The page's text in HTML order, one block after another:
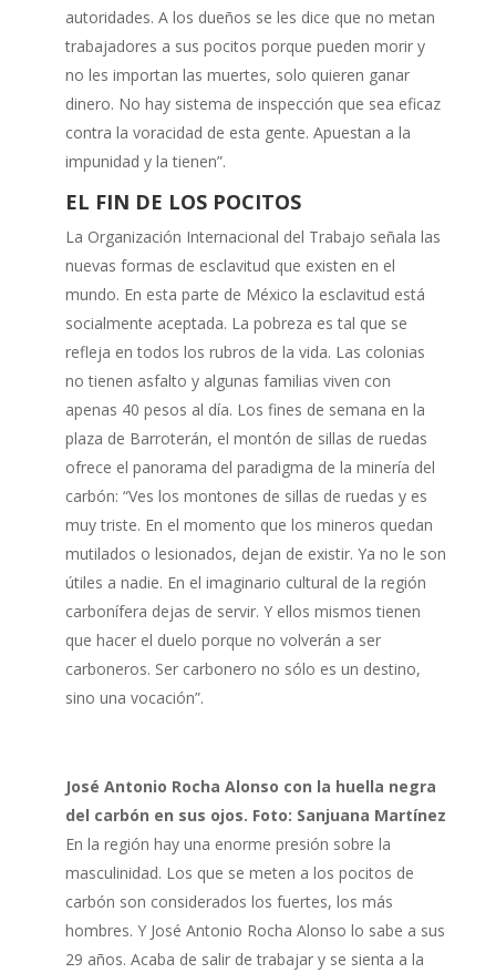
autoridades. A los dueños se les dice que no metan
trabajadores a sus pocitos porque pueden morir y
no les importan las muertes, solo quieren ganar
dinero. No hay sistema de inspección que sea eficaz
contra la voracidad de esta gente. Apuestan a la
impunidad y la tienen”.
EL FIN DE LOS POCITOS
La Organización Internacional del Trabajo señala las
nuevas formas de esclavitud que existen en el
mundo. En esta parte de México la esclavitud está
socialmente aceptada. La pobreza es tal que se
refleja en todos los rubros de la vida. Las colonias
no tienen asfalto y algunas familias viven con
apenas 40 pesos al día. Los fines de semana en la
plaza de Barroterán, el montón de sillas de ruedas
ofrece el panorama del paradigma de la minería del
carbón: “Ves los montones de sillas de ruedas y es
muy triste. En el momento que los mineros quedan
mutilados o lesionados, dejan de existir. Ya no le son
útiles a nadie. En el imaginario cultural de la región
carbonífera dejas de servir. Y ellos mismos tienen
que hacer el duelo porque no volverán a ser
carboneros. Ser carbonero no sólo es un destino,
sino una vocación”.
José Antonio Rocha Alonso con la huella negra
del carbón en sus ojos. Foto: Sanjuana Martínez
En la región hay una enorme presión sobre la
masculinidad. Los que se meten a los pocitos de
carbón son considerados los fuertes, los más
hombres. Y José Antonio Rocha Alonso lo sabe a sus
29 años. Acaba de salir de trabajar y se sienta a la